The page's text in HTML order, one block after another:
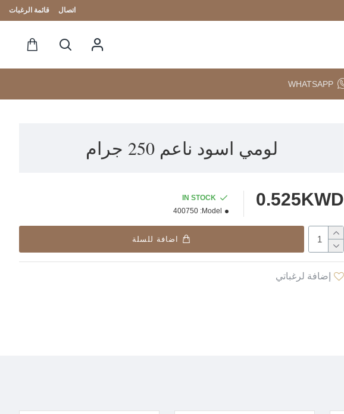
اتصال قائمة الرغبات
WHATSAPP
لومي اسود ناعم 250 جرام
0.525KWD
IN STOCK
Model:
400750
اضافة للسلة
إضافة لرغباتي